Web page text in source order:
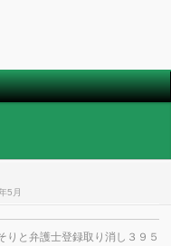
5月
りと弁護士登録取り消し３９５